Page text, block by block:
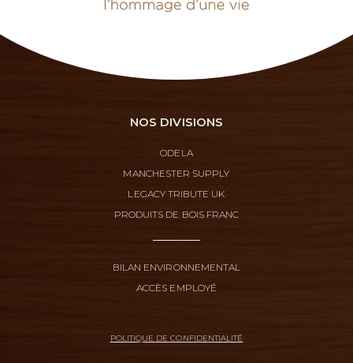
NOS DIVISIONS
ODELA
MANCHESTER SUPPLY
LEGACY TRIBUTE UK
PRODUITS DE BOIS FRANC
BILAN ENVIRONNEMENTAL
ACCÈS EMPLOYÉ
POLITIQUE DE CONFIDENTIALITÉ